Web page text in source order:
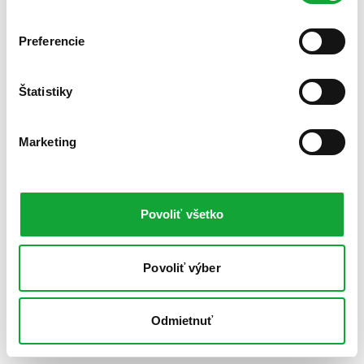
Preferencie
Štatistiky
Marketing
Povoliť všetko
Povoliť výber
Odmietnuť